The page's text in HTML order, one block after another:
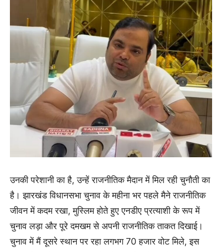
उनकी परेशानी का है, उन्हें राजनीतिक मैदान में मिल रही चुनौती का
है। झारखंड विधानसभा चुनाव के महीना भर पहले मैने राजनीतिक
जीवन में कदम रखा, मुस्लिम होते हुए एनडीए प्रत्याशी के रूप में
चुनाव लड़ा और पूरे दमखम से अपनी राजनीतिक ताकत दिखाई।
चुनाव में मैं दूसरे स्थान पर रहा लगभग 70 हजार वोट मिले, इस